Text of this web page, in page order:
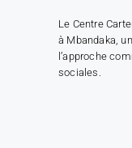
Le Centre
à Mbandaka,
l’approche
sociales.